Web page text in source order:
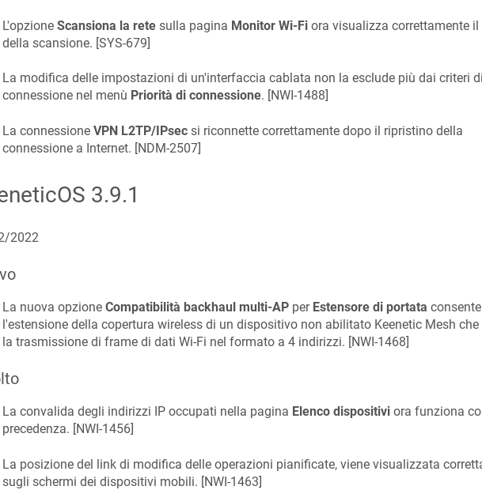
L'opzione Scansiona la retesulla pagina Monitor Wi-Fiora visualizza correttamente
della scansione. [SYS-679]
La modifica delle impostazioni di un'interfaccia cablata non la esclude più dai criteri di
connessione nel menù Priorità di connessione. [NWI-1488]
La connessione VPN L2TP/IPsecsi riconnette correttamente dopo il ripristino della
connessione a Internet. [NDM-2507]
3.9.1
2022
La nuova opzione Compatibilità backhaul multi-APper Estensore di portata consente
l'estensione della copertura wireless di un dispositivo non abilitato Keenetic Mesh che
la trasmissione di frame di dati Wi-Fi nel formato a 4 indirizzi. [NWI-1468]
La convalida degli indirizzi IP occupati nella pagina Elenco dispositiviora funziona
precedenza. [NWI-1456]
La posizione del link di modifica delle operazioni pianificate, viene visualizzata
sugli schermi dei dispositivi mobili. [NWI-1463]